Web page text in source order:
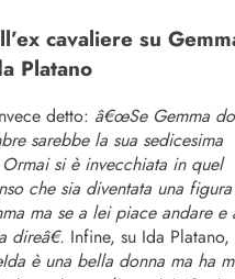
cavaliere su
Platano
detto: â€œSe Gemma
sarebbe la sua sedicesima
si è invecchiata in quel
che sia diventata una
ma se a lei piace andare e
direâ€. Infine, su Ida Platano,
è una bella donna ma ha